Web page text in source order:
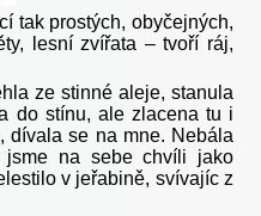
tak prostých, obyčejných,
lesní zvířata – tvoří ráj,
ze stinné aleje, stanula
do stínu, ale zlacena tu i
dívala se na mne. Nebála
na sebe chvíli jako
v jeřabině, svívajíc z